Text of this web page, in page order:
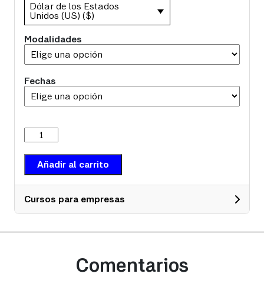
Dólar de los Estados
Unidos (US) ($)
Modalidades
Fechas
Alineación
de
ejes
y
poleas
cantidad
Añadir al carrito
Cursos para empresas
Comentarios